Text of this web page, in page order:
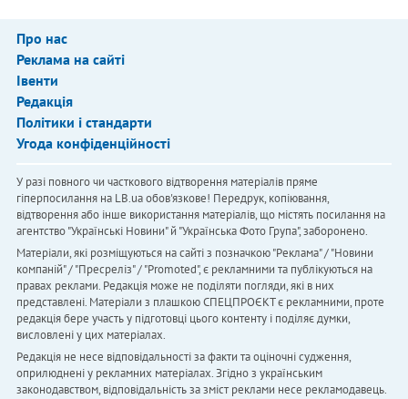
Про нас
Реклама на сайті
Івенти
Редакція
Політики і стандарти
Угода конфіденційності
У разі повного чи часткового відтворення матеріалів пряме
гіперпосилання на LB.ua обов'язкове! Передрук, копіювання,
відтворення або інше використання матеріалів, що містять посилання на
агентство "Українськi Новини" й "Українська Фото Група", заборонено.
Матеріали, які розміщуються на сайті з позначкою "Реклама" / "Новини
компаній" / "Пресреліз" / "Promoted", є рекламними та публікуються на
правах реклами. Редакція може не поділяти погляди, які в них
представлені. Матеріали з плашкою СПЕЦПРОЄКТ є рекламними, проте
редакція бере участь у підготовці цього контенту і поділяє думки,
висловлені у цих матеріалах.
Редакція не несе відповідальності за факти та оціночні судження,
оприлюднені у рекламних матеріалах. Згідно з українським
законодавством, відповідальність за зміст реклами несе рекламодавець.